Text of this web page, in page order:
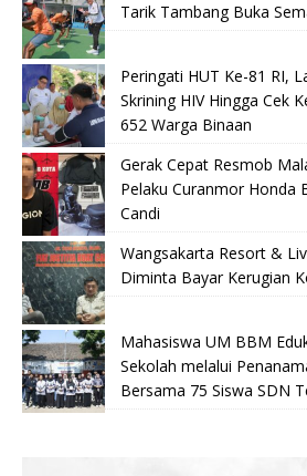
Tarik Tambang Buka
Peringati HUT Ke-81 RI,
Skrining HIV Hingga Cek
652 Warga Binaan
Gerak Cepat Resmob
Pelaku Curanmor Honda
Candi
Wangsakarta Resort &
Diminta Bayar Kerugian
Mahasiswa UM BBM
Sekolah melalui
Bersama 75 Siswa SDN